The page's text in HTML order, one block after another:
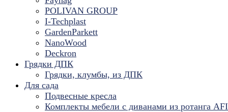
POLIVAN GROUP
I-Techplast
GardenParkett
NanoWood
Deckron
Грядки ДПК
Грядки, клумбы, из ДПК
Для сада
Подвесные кресла
Комплекты мебели с диванами из ротанга